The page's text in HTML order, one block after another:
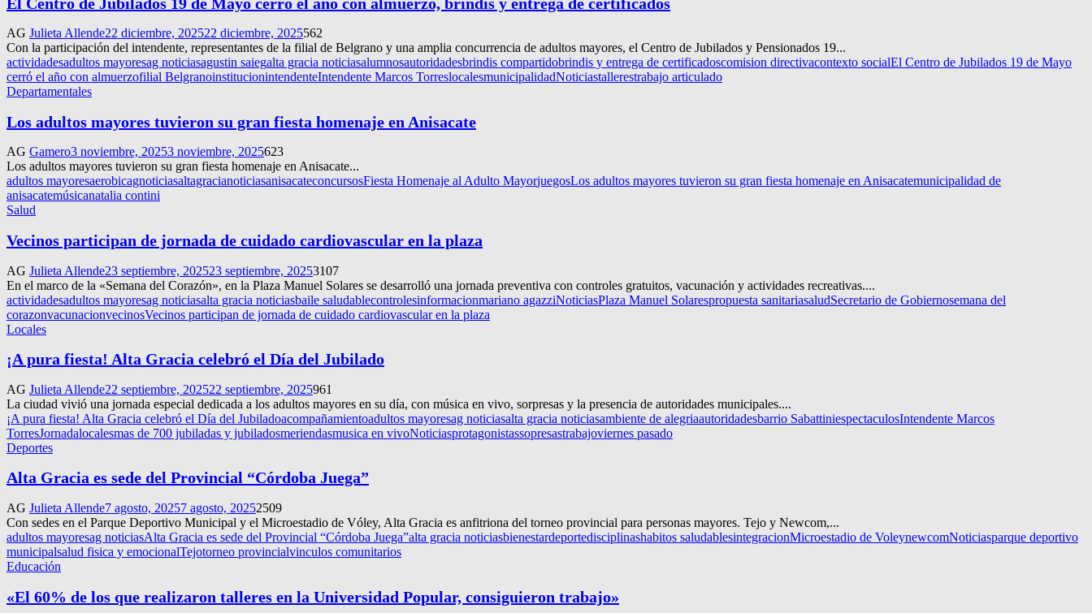
AG Julieta Allende22 diciembre, 202522 diciembre, 2025562
Con la participación del intendente, representantes de la filial de Belgrano y una amplia concurrencia de adultos mayores, el Centro de Jubilados y Pensionados 19...
actividadesadultos mayoresag noticiasagustin saiegalta gracia noticiasalumnosautoridadesbrindis compartidobrindis y entrega de certificadoscomision directivacontexto socialEl Centro de Jubilados 19 de Mayo
cerró el año con almuerzofilial BelgranoinstitucionintendenteIntendente Marcos TorreslocalesmunicipalidadNoticiastallerestrabajo articulado
Departamentales
Los adultos mayores tuvieron su gran fiesta homenaje en Anisacate
AG Gamero3 noviembre, 20253 noviembre, 2025623
Los adultos mayores tuvieron su gran fiesta homenaje en Anisacate...
adultos mayoresaerobicagnoticiasaltagracianoticiasanisacateconcursosFiesta Homenaje al Adulto MayorjuegosLos adultos mayores tuvieron su gran fiesta homenaje en Anisacatemunicipalidad de
anisacatemúsicanatalia contini
Salud
Vecinos participan de jornada de cuidado cardiovascular en la plaza
AG Julieta Allende23 septiembre, 202523 septiembre, 20253107
En el marco de la «Semana del Corazón», en la Plaza Manuel Solares se desarrolló una jornada preventiva con controles gratuitos, vacunación y actividades recreativas....
actividadesadultos mayoresag noticiasalta gracia noticiasbaile saludablecontrolesinformacionmariano agazziNoticiasPlaza Manuel Solarespropuesta sanitariasaludSecretario de Gobiernosemana del
corazonvacunacionvecinosVecinos participan de jornada de cuidado cardiovascular en la plaza
Locales
¡A pura fiesta! Alta Gracia celebró el Día del Jubilado
AG Julieta Allende22 septiembre, 202522 septiembre, 2025961
La ciudad vivió una jornada especial dedicada a los adultos mayores en su día, con música en vivo, sorpresas y la presencia de autoridades municipales....
¡A pura fiesta! Alta Gracia celebró el Día del Jubiladoacompañamientoadultos mayoresag noticiasalta gracia noticiasambiente de alegriaautoridadesbarrio SabattiniespectaculosIntendente Marcos
TorresJornadalocalesmas de 700 jubiladas y jubiladosmeriendasmusica en vivoNoticiasprotagonistassopresastrabajoviernes pasado
Deportes
Alta Gracia es sede del Provincial “Córdoba Juega”
AG Julieta Allende7 agosto, 20257 agosto, 20252509
Con sedes en el Parque Deportivo Municipal y el Microestadio de Vóley, Alta Gracia es anfitriona del torneo provincial para personas mayores. Tejo y Newcom,...
adultos mayoresag noticiasAlta Gracia es sede del Provincial “Córdoba Juega”alta gracia noticiasbienestardeportedisciplinashabitos saludablesintegracionMicroestadio de VoleynewcomNoticiasparque deportivo
municipalsalud fisica y emocionalTejotorneo provincialvinculos comunitarios
Educación
«El 60% de los que realizaron talleres en la Universidad Popular, consiguieron trabajo»